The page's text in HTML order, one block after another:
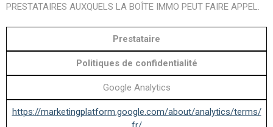
PRESTATAIRES AUXQUELS LA BOÎTE IMMO PEUT FAIRE APPEL.
Prestataire
Politiques de confidentialité
Google Analytics
https://marketingplatform.google.com/about/analytics/terms/